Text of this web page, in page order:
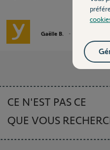
Gaëlle B.
CE N'EST PAS CE
QUE VOUS